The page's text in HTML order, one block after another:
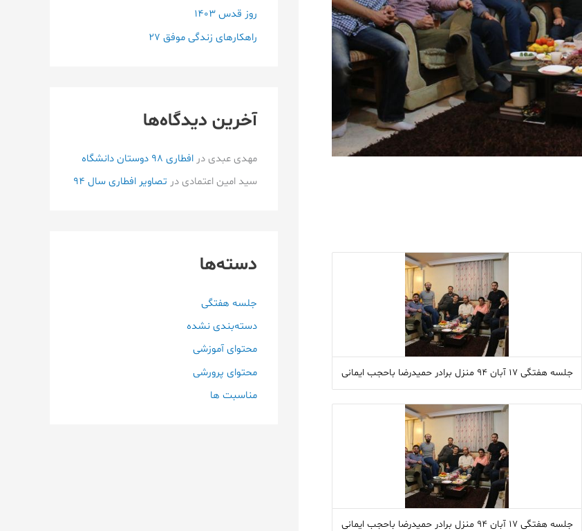
جلسه هفتگی ۱۷ آبان ۹۴ منزل برادر حمیدرضا باحجب ایمانی
جلسه هفتگی ۱۷ آبان ۹۴ منزل برادر حمیدرضا باحجب ایمانی
روز قدس ۱۴۰3
راهکارهای زندگی موفق ۲۷
آخرین دیدگاه‌ها
مهدی عبدی در افطاری ۹۸ دوستان دانشگاه
سید امین اعتمادی در تصاویر افطاری سال 94
دسته‌ها
جلسه هفتگی
دسته‌بندی نشده
محتوای آموزشی
محتوای پرورشی
مناسبت ها